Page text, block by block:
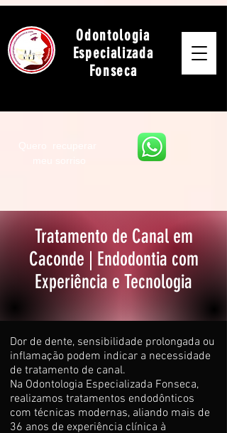
Odontologia
Especializada
Fonseca
Tratamento de Canal em
Caconde | Endodontia com
Experiência e Tecnologia
Dor de dente, sensibilidade prolongada ou
inflamação podem indicar a necessidade
de tratamento de canal.
Na Odontologia Especializada Fonseca,
realizamos tratamentos endodônticos
com técnicas modernas, aliando mais de
36 anos de experiência clínica à